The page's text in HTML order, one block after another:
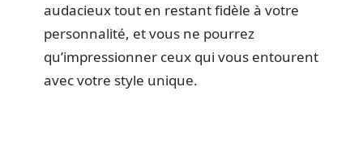
audacieux tout en restant fidèle à votre
personnalité, et vous ne pourrez
qu’impressionner ceux qui vous entourent
avec votre style unique.